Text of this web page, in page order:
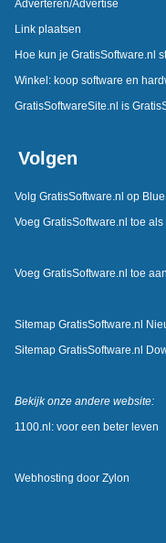
Adverteren/Advertise
Link plaatsen
Hoe kun je GratisSoftware.nl
Winkel: koop software en
GratisSoftwareSite.nl is
Volgen
Volg GratisSoftware.nl op
Voeg GratisSoftware.nl toe
Voeg GratisSoftware.nl toe
Sitemap GratisSoftware.nl
Sitemap GratisSoftware.nl
Bekijk onze andere website:
1100.nl: voor een beter leven
Webhosting door Zylon